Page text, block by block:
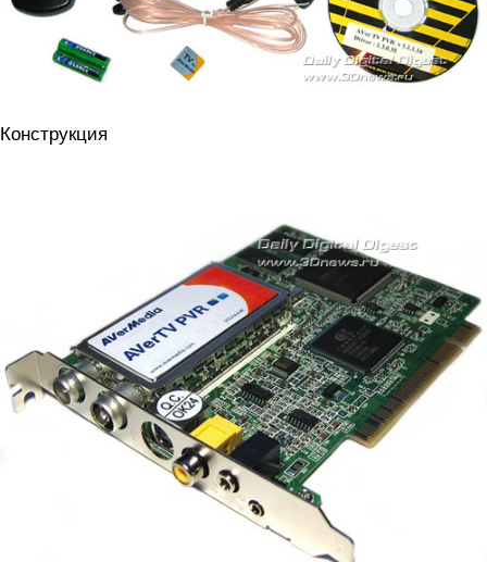
Конструкция